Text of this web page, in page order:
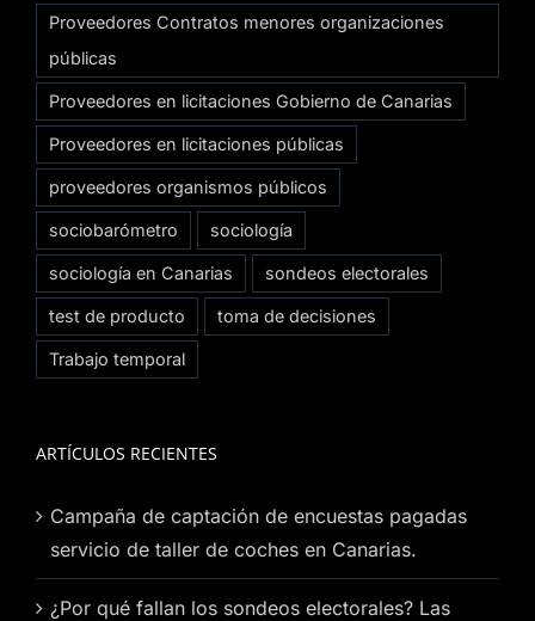
Proveedores Contratos menores organizaciones
públicas
Proveedores en licitaciones Gobierno de Canarias
Proveedores en licitaciones públicas
proveedores organismos públicos
sociobarómetro sociología
sociología en Canarias sondeos electorales
test de producto toma de decisiones
Trabajo temporal
ARTÍCULOS RECIENTES
Campaña de captación de encuestas pagadas
servicio de taller de coches en Canarias.
¿Por qué fallan los sondeos electorales? Las